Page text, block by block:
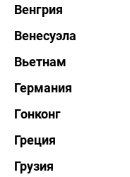
Венгрия
Венесуэла
Вьетнам
Германия
Гонконг
Греция
Грузия